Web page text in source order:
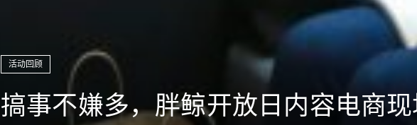
活动回顾
搞事不嫌多，胖鲸开放日内容电商